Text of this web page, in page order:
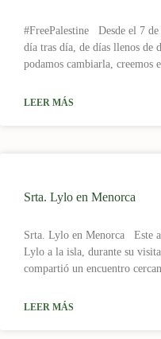
#FreePalestine Desde el 7
día tras día, de días llenos de
podamos cambiarla, creemos
LEER MÁS
Srta. Lylo en Menorca
Srta. Lylo en Menorca Este
Lylo a la isla, durante su
compartió un encuentro
LEER MÁS